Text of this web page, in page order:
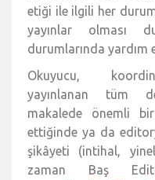
etiği ile ilgili her
yayınlar olması
durumlarında yardım
Okuyucu,
yayınlanan tüm
makalede önemli
ettiğinde ya da
şikâyeti (intihal,
zaman Baş